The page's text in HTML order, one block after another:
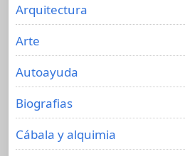
Arquitectura
Arte
Autoayuda
Biografias
Cábala y alquimia